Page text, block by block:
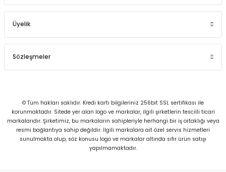
Üyelik
Sözleşmeler
© Tüm hakları saklıdır. Kredi kartı bilgileriniz 256bit SSL sertifikası ile
korunmaktadır. Sitede yer alan logo ve markalar, ilgili şirketlerin tescilli ticari
markalarıdır. Şirketimiz, bu markaların sahipleriyle herhangi bir iş ortaklığı veya
resmi bağlantıya sahip değildir. İlgili markalara ait özel servis hizmetleri
sunulmakta olup, söz konusu logo ve markalar altında sıfır ürün satışı
yapılmamaktadır.